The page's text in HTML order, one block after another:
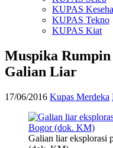
KUPAS
KUPAS Tekno
KUPAS Kiat
Muspika Rumpin
Galian Liar
17/06/2016 Kupas Merdeka
Galian liar eksplorasi